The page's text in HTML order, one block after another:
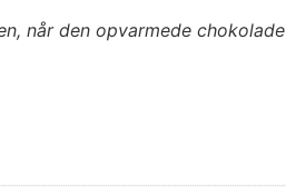
når den opvarmede chokolade